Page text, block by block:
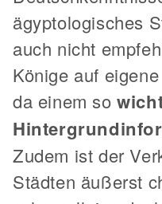
ägyptologisches
auch nicht
Könige auf
da einem so
Zudem ist der
Städten äußerst